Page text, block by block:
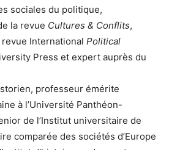
sociales du politique,
la revue Cultures & Conflits,
revue International Political
Press et expert auprès du
professeur émérite
à l’Université Panthéon-
de l’Institut universitaire de
comparée des sociétés d’Europe